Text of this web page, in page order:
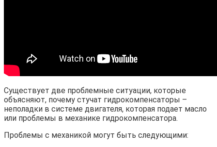
Существует две проблемные ситуации, которые
объясняют, почему стучат гидрокомпенсаторы –
неполадки в системе двигателя, которая подает масло
или проблемы в механике гидрокомпенсатора.
Проблемы с механикой могут быть следующими: